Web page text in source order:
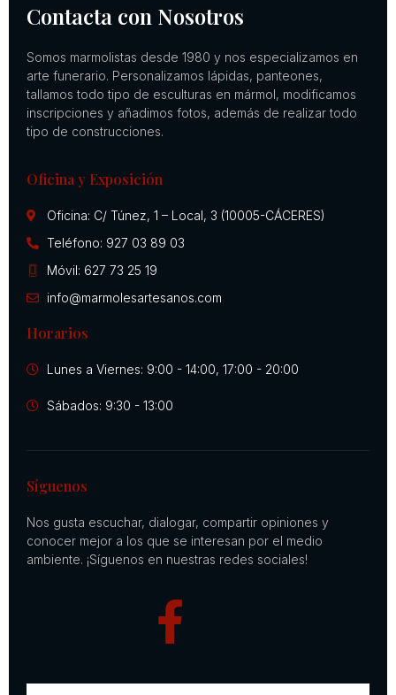
Contacta con Nosotros
Somos marmolistas desde 1980 y nos especializamos en
arte funerario. Personalizamos lápidas, panteones,
tallamos todo tipo de esculturas en mármol, modificamos
inscripciones y añadimos fotos, además de realizar todo
tipo de construcciones.
Oficina y Exposición
Oficina: C/ Túnez, 1 – Local, 3 (10005-CÁCERES)
Teléfono: 927 03 89 03
Móvil: 627 73 25 19
info@marmolesartesanos.com
Horarios
Lunes a Viernes: 9:00 - 14:00, 17:00 - 20:00
Sábados: 9:30 - 13:00
Síguenos
Nos gusta escuchar, dialogar, compartir opiniones y
conocer mejor a los que se interesan por el medio
ambiente. ¡Síguenos en nuestras redes sociales!